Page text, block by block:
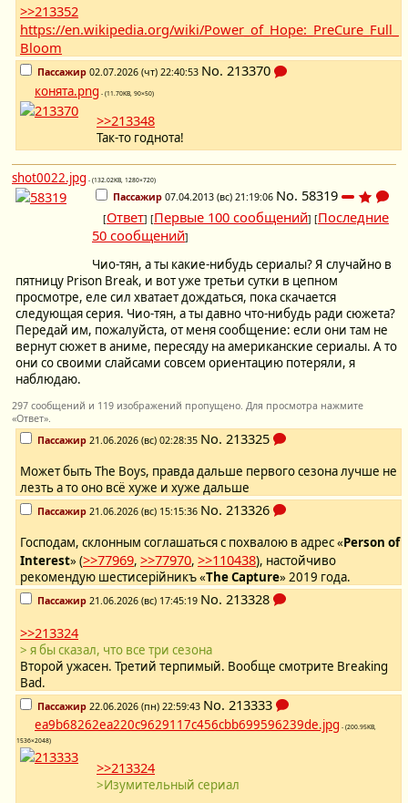
>>213352
https://en.wikipedia.org/wiki/Power_of_Hope:_PreCure_Full_
Bloom
Пассажир 02.07.2026 (чт) 22:40:53 No. 213370
конята.png - (11.70KB, 90×50)
>>213348
Так-то годнота!
shot0022.jpg - (132.02KB, 1280×720)
Пассажир 07.04.2013 (вс) 21:19:06 No. 58319
[Ответ] [Первые 100 сообщений] [Последние
50 сообщений]
Чио-тян, а ты какие-нибудь сериалы? Я случайно в
пятницу Prison Break, и вот уже третьи сутки в цепном
просмотре, еле сил хватает дождаться, пока скачается
следующая серия. Чио-тян, а ты давно что-нибудь ради сюжета?
Передай им, пожалуйста, от меня сообщение: если они там не
вернут сюжет в аниме, пересяду на американские сериалы. А то
они со своими слайсами совсем ориентацию потеряли, я
наблюдаю.
297 сообщений и 119 изображений пропущено. Для просмотра нажмите
«Ответ».
Пассажир 21.06.2026 (вс) 02:28:35 No. 213325
Может быть The Boys, правда дальше первого сезона лучше не
лезть а то оно всё хуже и хуже дальше
Пассажир 21.06.2026 (вс) 15:15:36 No. 213326
Господам, склонным соглашаться с похвалою в адрес «Person of
Interest» (>>77969, >>77970, >>110438), настойчиво
рекомендую шестисерійникъ «The Capture» 2019 года.
Пассажир 21.06.2026 (вс) 17:45:19 No. 213328
>>213324
> я бы сказал, что все три сезона
Второй ужасен. Третий терпимый. Вообще смотрите Breaking
Bad.
Пассажир 22.06.2026 (пн) 22:59:43 No. 213333
ea9b68262ea220c9629117c456cbb699596239de.jpg - (200.95KB,
1536×2048)
>>213324
>Изумительный сериал